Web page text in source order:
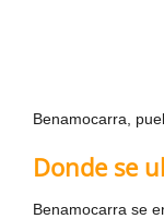
Benamocarra,
Donde se
Benamocarra se